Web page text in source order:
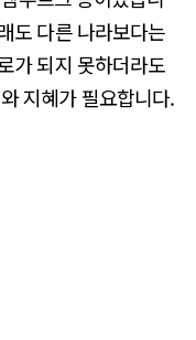
도 다른 나라보다는
가 되지 못하더라도
지혜가 필요합니다.